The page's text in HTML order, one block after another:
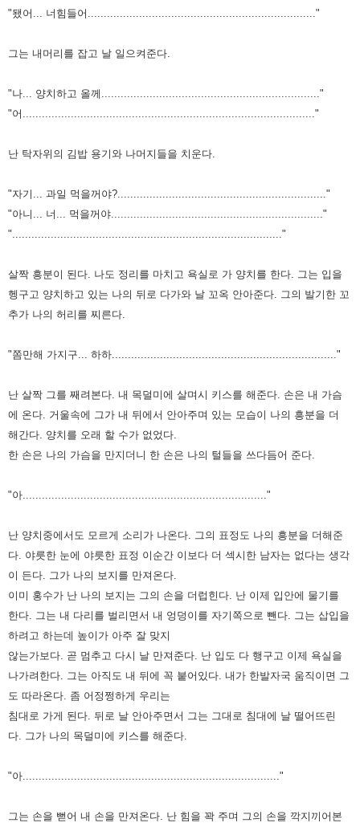
"됐어... 너힘들어......................................................................."
그는 내머리를 잡고 날 일으켜준다.
"나... 양치하고 올께...................................................................."
"어..........................................................................................."
난 탁자위의 김밥 용기와 나머지들을 치운다.
"자기... 과일 먹을꺼야?................................................................."
"아니... 너... 먹을꺼야.................................................................."
"...................................................................................."
살짝 흥분이 된다. 나도 정리를 마치고 욕실로 가 양치를 한다.
그는 입을
헹구고 양치하고 있는 나의 뒤로 다가와 날 꼬옥 안아준다.
그의 발기한 꼬
추가 나의 허리를 찌른다.
"쫌만해 가지구... 하하......................................................................"
난 살짝 그를 째려본다. 내 목덜미에 살며시 키스를 해준다. 손은 내 가슴
에 온다. 거울속에 그가 내 뒤에서 안아주며 있는 모습이 나의 흥분을 더
해간다. 양치를 오래 할 수가 없었다.
한 손은 나의 가슴을 만지더니 한 손은 나의 털들을 쓰다듬어 준다.
"아............................................................................"
난 양치중에서도 모르게 소리가 나온다.
그의 표정도 나의 흥분을 더해준
다. 야릇한 눈에 야릇한 표정 이순간 이보다 더 섹시한 남자는 없다는 생각
이 든다.
그가 나의 보지를 만져온다.
이미 홍수가 난 나의 보지는 그의 손을 더럽힌다. 난 이제 입안에 물기를
한다.
그는 내 다리를 벌리면서 내 엉덩이를 자기쪽으로 뺀다.
그는 삽입을
하려고 하는데 높이가 아주 잘 맞지
않는가보다. 곧 멈추고 다시 날 만져준다. 난 입도 다 행구고 이제 욕실을
나가려한다.
그는 아직도 내 뒤에 꼭 붙어있다. 내가 한발자국 움직이면 그
도 따라온다. 좀 어정쩡하게 우리는
침대로 가게 된다. 뒤로 날 안아주면서 그는 그대로 침대에 날 떨어뜨린
다.
그가 나의 목덜미에 키스를 해준다.
"아................................................................................"
그는 손을 뻗어 내 손을 만져온다. 난 힘을 꽉 주며 그의 손을 깍지끼어본